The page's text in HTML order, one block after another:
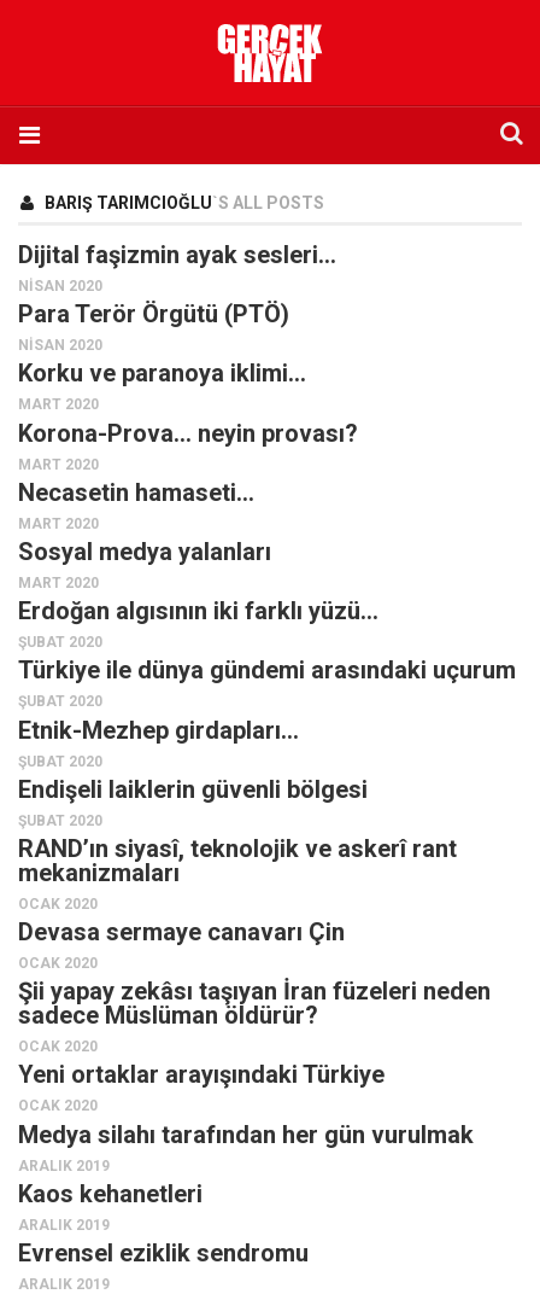
Künye
İletişim
Abone olmak istiyorum
Satış noktası listesi
Eksik sayıların temini
Sosyal Medya
Facebook
Editörden
Yazarlar
Kemal Özer
Mahmut Toptaş
Yvonne Ridley
Barış Tarımcıoğlu
Yusuf Armağan
Hasanali Yıldırım
Leyla Şerif Emin
Selçuk Türkyılmaz
Mehmet Ali Tekin
Abir E. Nahas
Amina S. Jenenkovic
Bağdagül Öz
Esra Elönü
BARIŞ TARIMCIOĞLU`S ALL POSTS
Dijital faşizmin ayak sesleri…
NISAN 2020
Para Terör Örgütü (PTÖ)
NISAN 2020
Korku ve paranoya iklimi…
MART 2020
Korona-Prova… neyin provası?
MART 2020
Necasetin hamaseti…
MART 2020
Sosyal medya yalanları
MART 2020
Erdoğan algısının iki farklı yüzü…
ŞUBAT 2020
Türkiye ile dünya gündemi arasındaki uçurum
ŞUBAT 2020
Etnik-Mezhep girdapları…
ŞUBAT 2020
Endişeli laiklerin güvenli bölgesi
ŞUBAT 2020
RAND’ın siyasî, teknolojik ve askerî rant
mekanizmaları
OCAK 2020
Devasa sermaye canavarı Çin
OCAK 2020
Şii yapay zekâsı taşıyan İran füzeleri neden
sadece Müslüman öldürür?
OCAK 2020
Yeni ortaklar arayışındaki Türkiye
OCAK 2020
Medya silahı tarafından her gün vurulmak
ARALIK 2019
Kaos kehanetleri
ARALIK 2019
Evrensel eziklik sendromu
ARALIK 2019